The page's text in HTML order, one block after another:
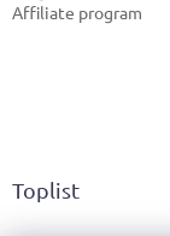
Affiliate program
Toplist